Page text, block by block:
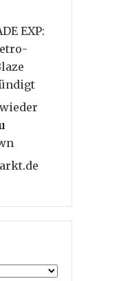
EXP: